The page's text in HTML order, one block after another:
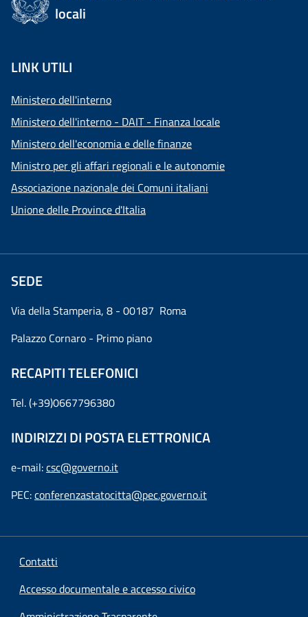
locali
LINK UTILI
Ministero dell'interno
Ministero dell'interno - DAIT - Finanza locale
Ministero dell'economia e delle finanze
Ministro per gli affari regionali e le autonomie
Associazione nazionale dei Comuni italiani
Unione delle Province d'Italia
SEDE
Via della Stamperia, 8 - 00187 Roma
Palazzo Cornaro - Primo piano
RECAPITI TELEFONICI
Tel. (+39)0667796380
INDIRIZZI DI POSTA ELETTRONICA
e-mail:csc@governo.it
PEC:conferenzastatocitta@pec.governo.it
Contatti
Accesso documentale e accesso civico